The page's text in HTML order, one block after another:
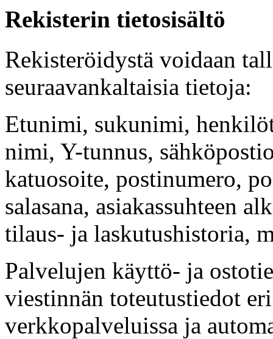
Rekisterin tietosisältö
Rekisteröidystä voidaan
seuraavankaltaisia tietoja:
Etunimi, sukunimi,
nimi, Y-tunnus,
katuosoite, postinumero,
salasana, asiakassuhteen
tilaus- ja laskutushistoria,
Palvelujen käyttö- ja
viestinnän toteutustiedot
verkkopalveluissa ja